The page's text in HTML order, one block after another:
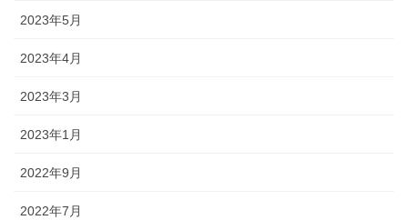
2023年5月
2023年4月
2023年3月
2023年1月
2022年9月
2022年7月